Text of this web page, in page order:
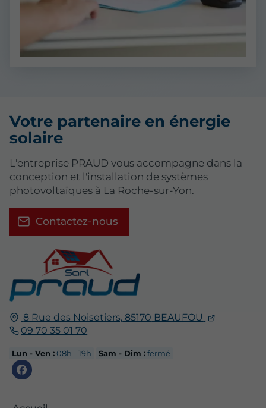
8 Rue des Noisetiers, 85170 BEAUFOU
09 70 35 01 70
Lun - Ven :08h - 19h Sam - Dim :fermé
Votre partenaire en énergie
solaire
L'entreprise PRAUD vous accompagne dans la
conception et l'installation de systèmes
photovoltaïques à La Roche-sur-Yon.
Contactez-nous